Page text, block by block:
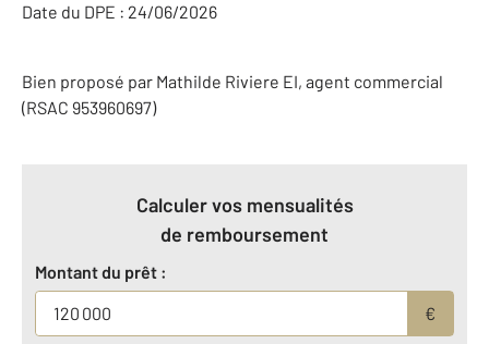
Date du DPE : 24/06/2026
Bien proposé par Mathilde Riviere EI, agent commercial
(RSAC 953960697)
Calculer vos mensualités
de remboursement
Montant du prêt :
€